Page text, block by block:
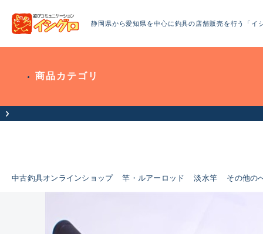
静岡県から愛知県を中心に釣具の店舗販売を行う「イ
商品カテゴリ
中古釣具オンラインショップ 竿・ルアーロッド 淡水竿 その他の